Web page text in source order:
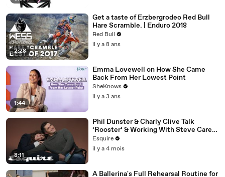
2:28
Get a taste of Erzbergrodeo Red Bull
Hare Scramble. | Enduro 2018
Red Bull
il y a 8 ans
1:44
Emma Lovewell on How She Came
Back From Her Lowest Point
SheKnows
il y a 3 ans
8:11
Phil Dunster & Charly Clive Talk
‘Rooster’ & Working With Steve Carell
| Inquiring Minds | Esquire
Esquire
il y a 4 mois
A Ballerina's Full Rehearsal Routine for